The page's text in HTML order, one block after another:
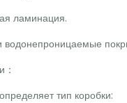
ламинация.
водонепроницаемые
тип коробки: